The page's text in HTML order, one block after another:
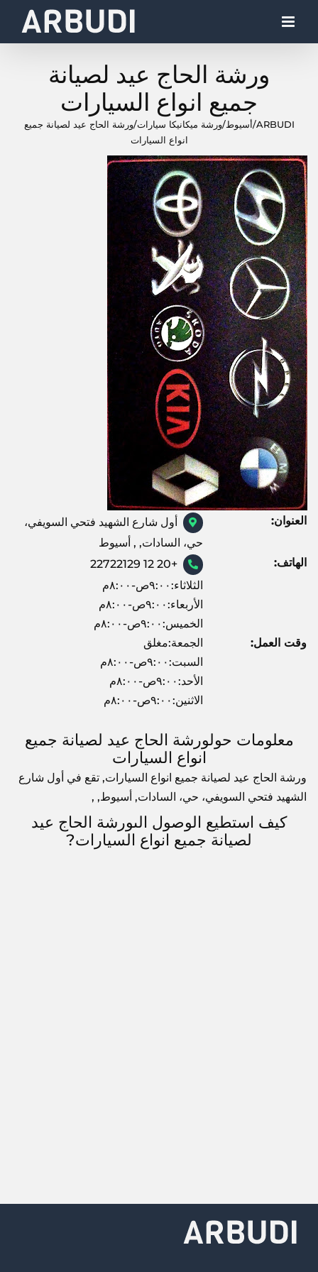
ورشة الحاج عيد لصيانة
جميع انواع السيارات
ARBUDI
/أسيوط/ورشة ميكانيكا سيارات/ورشة الحاج عيد لصيانة جميع
انواع السيارات
العنوان:
أول شارع الشهيد فتحي السويفي،
حي، السادات, , أسيوط
الهاتف:
+20 12 22722129
وقت العمل:
الثلاثاء:٩:٠٠ص-٨:٠٠م
الأربعاء:٩:٠٠ص-٨:٠٠م
الخميس:٩:٠٠ص-٨:٠٠م
الجمعة:مغلق
السبت:٩:٠٠ص-٨:٠٠م
الأحد:٩:٠٠ص-٨:٠٠م
الاثنين:٩:٠٠ص-٨:٠٠م
معلومات حولورشة الحاج عيد لصيانة جميع
انواع السيارات
ورشة الحاج عيد لصيانة جميع انواع السيارات, تقع في أول شارع
الشهيد فتحي السويفي، حي، السادات, أسيوط, ,
كيف استطيع الوصول الىورشة الحاج عيد
لصيانة جميع انواع السيارات?